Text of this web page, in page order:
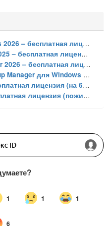
лицензия (пожизненная)
лицензия (пожизненная)
лицензия (пожизненная)
– бесплатная лицензия на 1 год
лицензия (на 6 месяцев)
лицензия (пожизненная)